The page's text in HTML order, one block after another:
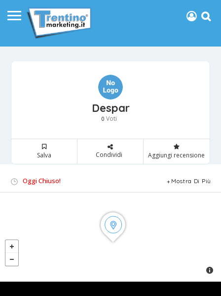
Despar
0 Voti
Salva Condividi Aggiungi recensione
Oggi Chiuso! Mostra Di Più